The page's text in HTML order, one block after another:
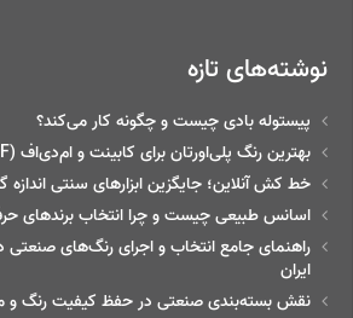
نوشته‌های تازه
پیستوله بادی چیست و چگونه کار می‌کند؟
بهترین رنگ پلی‌اورتان برای کابینت و ام‌دی‌اف (MDF) چیست؟
خط‌ کش آنلاین؛ جایگزین ابزارهای سنتی اندازه
اسانس طبیعی چیست و چرا انتخاب برندهای
راهنمای جامع انتخاب و اجرای رنگ‌های صنعتی
ایران
نقش بسته‌بندی صنعتی در حفظ کیفیت رنگ و